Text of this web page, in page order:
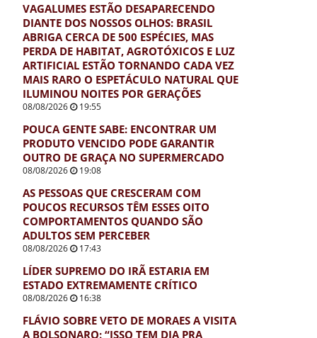
VAGALUMES ESTÃO DESAPARECENDO
DIANTE DOS NOSSOS OLHOS: BRASIL
ABRIGA CERCA DE 500 ESPÉCIES, MAS
PERDA DE HABITAT, AGROTÓXICOS E LUZ
ARTIFICIAL ESTÃO TORNANDO CADA VEZ
MAIS RARO O ESPETÁCULO NATURAL QUE
ILUMINOU NOITES POR GERAÇÕES
08/08/2026 19:55
POUCA GENTE SABE: ENCONTRAR UM
PRODUTO VENCIDO PODE GARANTIR
OUTRO DE GRAÇA NO SUPERMERCADO
08/08/2026 19:08
AS PESSOAS QUE CRESCERAM COM
POUCOS RECURSOS TÊM ESSES OITO
COMPORTAMENTOS QUANDO SÃO
ADULTOS SEM PERCEBER
08/08/2026 17:43
LÍDER SUPREMO DO IRÃ ESTARIA EM
ESTADO EXTREMAMENTE CRÍTICO
08/08/2026 16:38
FLÁVIO SOBRE VETO DE MORAES A VISITA
A BOLSONARO: “ISSO TEM DIA PRA